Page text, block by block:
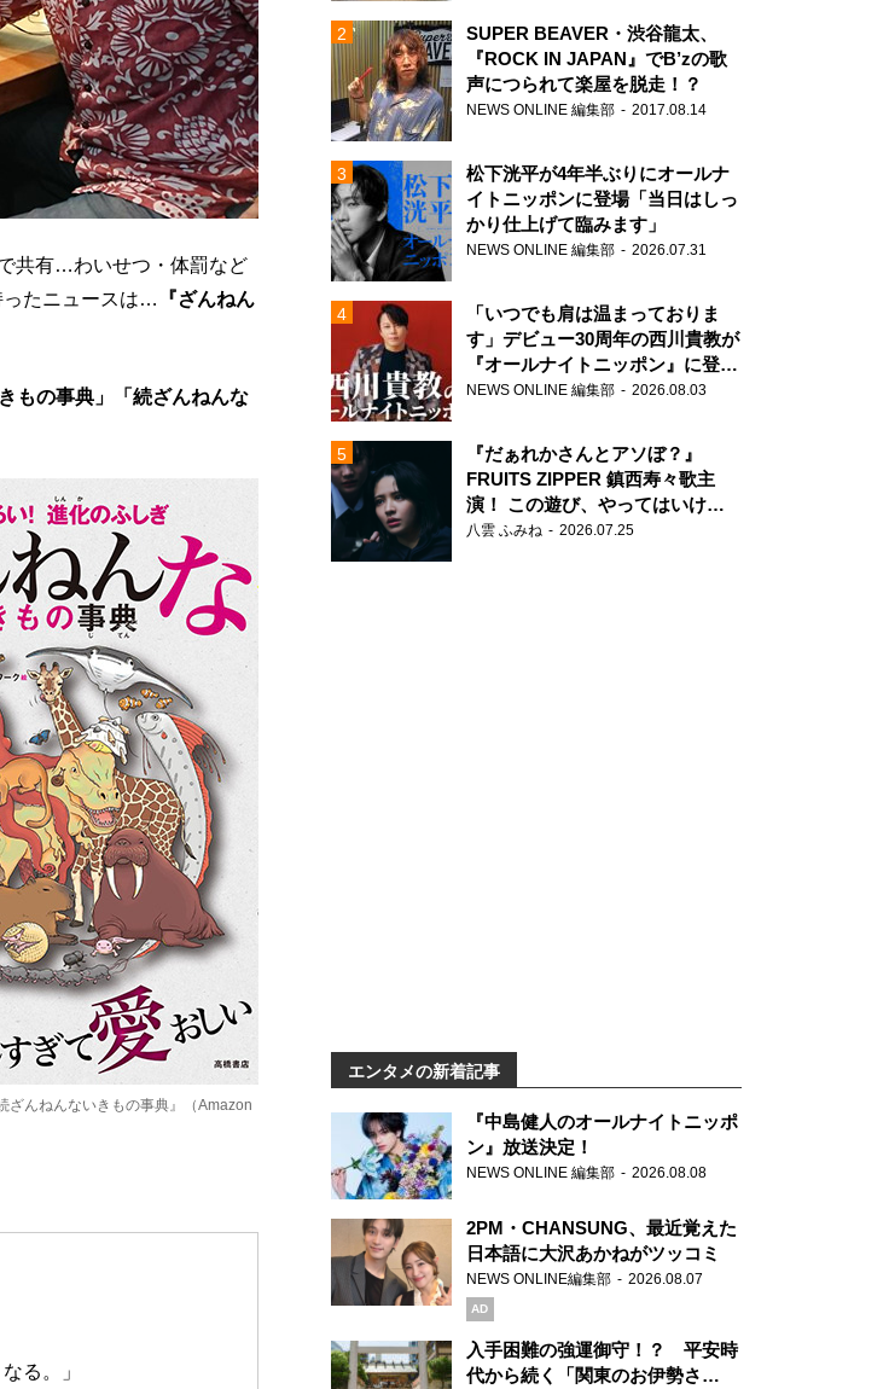
共有…わいせつ・体罰など
ったニュースは…
『ざんねん
もの事典」「続ざんねんな
んねんないきもの事典』（Amazon
る。」
SUPER BEAVER・渋谷龍太、
『ROCK IN JAPAN』でB’zの歌
声につられて楽屋を脱走！？
NEWS ONLINE 編集部 2017.08.14
松下洸平が4年半ぶりにオールナ
イトニッポンに登場「当日はしっ
かり仕上げて臨みます」
NEWS ONLINE 編集部 2026.07.31
「いつでも肩は温まっておりま
す」デビュー30周年の西川貴教が
『オールナイトニッポン』に登
場！
NEWS ONLINE 編集部 2026.08.03
『だぁれかさんとアソぼ？』
FRUITS ZIPPER 鎮西寿々歌主
演！ この遊び、やってはいけま
せん。
八雲 ふみね 2026.07.25
エンタメの新着記事
『中島健人のオールナイトニッポ
ン』放送決定！
NEWS ONLINE 編集部 2026.08.08
2PM・CHANSUNG、最近覚えた
日本語に大沢あかねがツッコミ
NEWS ONLINE編集部 2026.08.07
AD
入手困難の強運御守！？ 平安時
代から続く「関東のお伊勢さ